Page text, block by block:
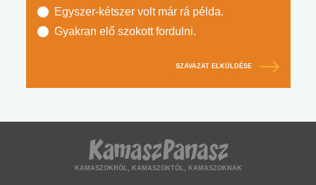
Egyszer-kétszer volt már rá példa.
Gyakran elő szokott fordulni.
SZAVAZAT ELKÜLDÉSE
KAMASZOKRÓL, KAMASZOKTÓL, KAMASZOKNAK